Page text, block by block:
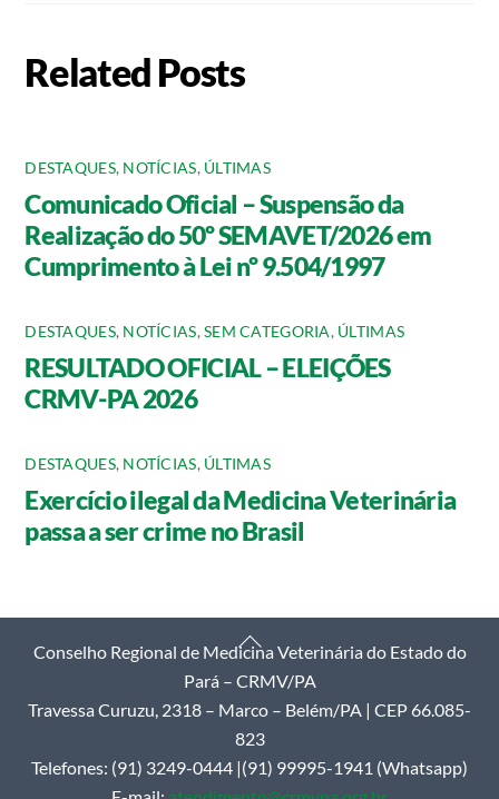
Related Posts
DESTAQUES, NOTÍCIAS, ÚLTIMAS
Comunicado Oficial – Suspensão da
Realização do 50º SEMAVET/2026 em
Cumprimento à Lei nº 9.504/1997
DESTAQUES, NOTÍCIAS,SEM CATEGORIA, ÚLTIMAS
RESULTADO OFICIAL – ELEIÇÕES
CRMV-PA 2026
DESTAQUES, NOTÍCIAS, ÚLTIMAS
Exercício ilegal da Medicina Veterinária
passa a ser crime no Brasil
Back
To
Top
Conselho Regional de Medicina Veterinária do Estado do
Pará – CRMV/PA
Travessa Curuzu, 2318 – Marco – Belém/PA | CEP 66.085-
823
Telefones: (91) 3249-0444 |(91) 99995-1941 (Whatsapp)